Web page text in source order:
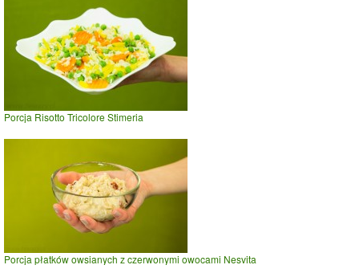
Porcja Risotto Tricolore Stimeria
Porcja płatków owsianych z czerwonymi owocami Nesvita